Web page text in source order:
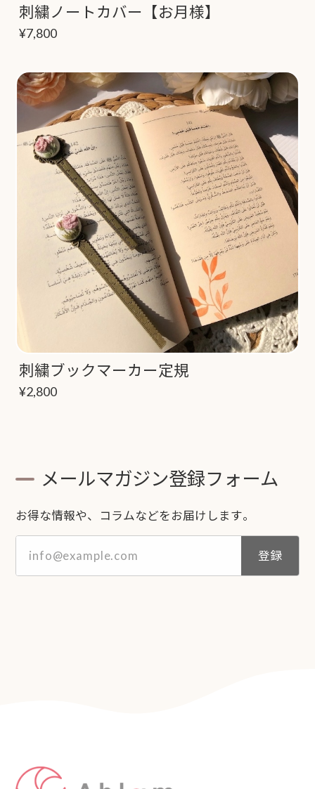
刺繍ノートカバー【お月様】
¥7,800
刺繍ブックマーカー定規
¥2,800
メールマガジン登録フォーム
お得な情報や、コラムなどをお届けします。
登録